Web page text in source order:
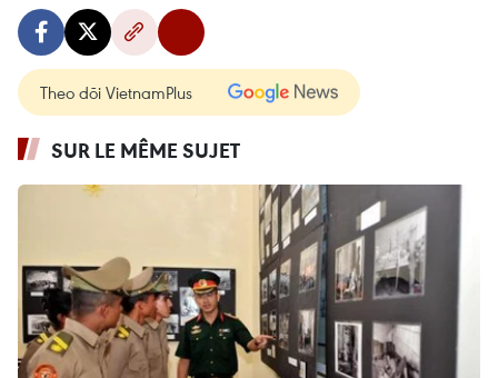
Theo dõi VietnamPlus
SUR LE MÊME SUJET